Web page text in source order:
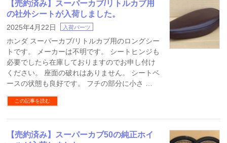
【売約済み】スーパーカブ/リトルカブ用
の社外シートが入荷しました。
2025年4月22日 入荷パーツ
ホンダ スーパーカブ/リトルカブ用のロングシー
トです。 メーカーは不明です。 シートヒンジも
必要でしたら在庫しておりますのでお申し付け
ください。 座面の破れはありません。 シートベ
ースの状態も良好です。 フチの部分に小さ …
この記事を読む
【売約済み】スーパーカブ50の純正ホイ